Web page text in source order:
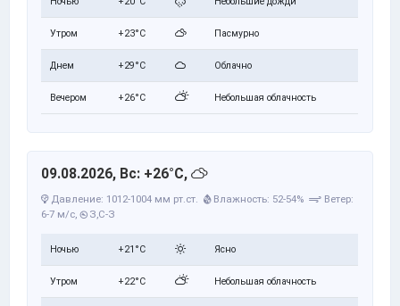
Утром +23°C Пасмурно
Днем +29°C Облачно
Вечером +26°C Небольшая облачность
09.08.2026, Вс: +26°C,
Давление: 1012-1004 мм рт.ст. Влажность: 52-54%
Ветер:
6-7 м/с, З,С-З
Ночью +21°C Ясно
Утром +22°C Небольшая облачность